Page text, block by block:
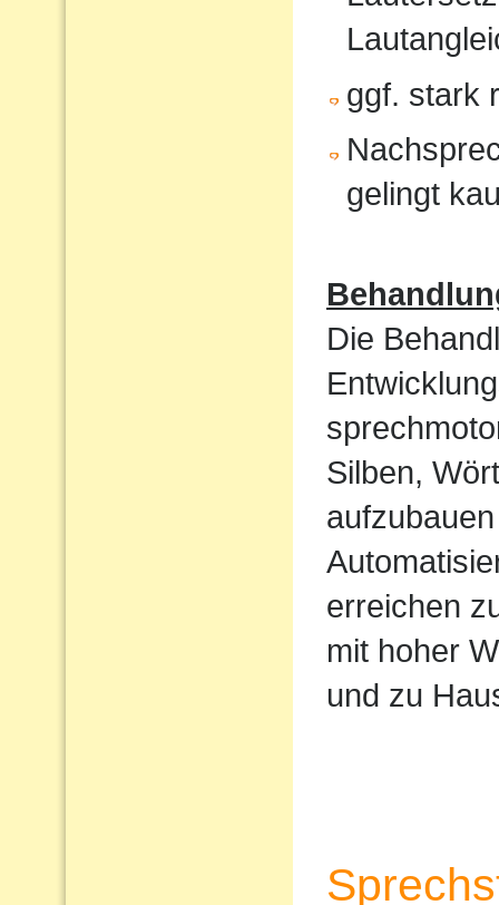
ggf. stark
gelingt
Die
Silben,
erreichen
mit hoher
und zu